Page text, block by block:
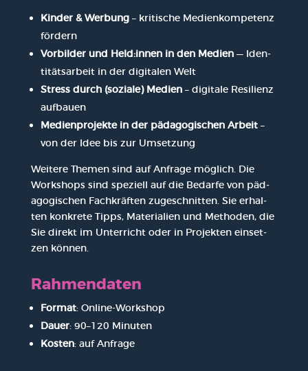
Kin­der & Wer­bung– kri­ti­sche Medi­en­kom­pe­tenz
för­dern
Vor­bil­der und Held:innen in den Medi­en— Iden­
ti­täts­ar­beit in der digi­ta­len Welt
Stress durch (sozia­le) Medi­en– digi­ta­le Resi­li­enz
auf­bau­en
Medi­en­pro­jek­te in der päd­ago­gi­schen Arbeit–
von der Idee bis zur Umset­zung
Wei­te­re The­men sind auf Anfra­ge mög­lich. Die
Work­shops sind spe­zi­ell auf die Bedar­fe von päd­
ago­gi­schen Fach­kräf­ten zuge­schnit­ten. Sie erhal­
ten kon­kre­te Tipps, Mate­ria­li­en und Metho­den, die
Sie direkt im Unter­richt oder in Pro­jek­ten ein­set­
zen kön­nen.
Rah­men­da­ten
For­mat: Online-Work­shop
Dau­er: 90–120 Minu­ten
Kos­ten: auf Anfra­ge